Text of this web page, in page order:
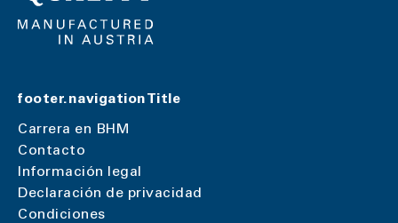
footer.navigationTitle
Carrera en BHM
Contacto
Información legal
Declaración de privacidad
Condiciones